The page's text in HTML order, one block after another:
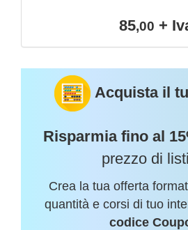
85,00 +
Acquista il
Risparmia fino al
prezzo di
Crea la tua offerta
quantità e corsi di tuo
codice